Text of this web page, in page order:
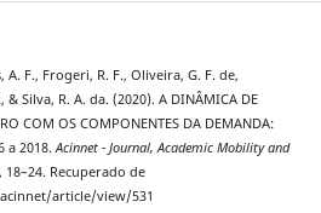
F., Frogeri, R. F., Oliveira, G. F. de,
Silva, R. A. da. (2020). A DINÂMICA DE
COM OS COMPONENTES DA DEMANDA:
a 2018.Acinnet - Journal, Academic Mobility and
18–24. Recuperado de
article/view/531